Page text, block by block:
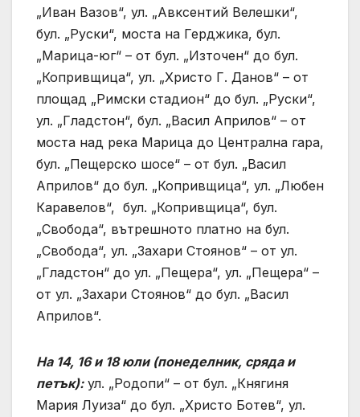
„Иван Вазов“, ул. „Авксентий Велешки“,
бул. „Руски“, моста на Герджика, бул.
„Марица-юг“ – от бул. „Източен“ до бул.
„Копривщица“, ул. „Христо Г. Данов“ – от
площад „Римски стадион“ до бул. „Руски“,
ул. „Гладстон“, бул. „Васил Априлов“ – от
моста над река Марица до Централна гара,
бул. „Пещерско шосе“ – от бул. „Васил
Априлов“ до бул. „Копривщица“, ул. „Любен
Каравелов“, бул. „Копривщица“, бул.
„Свобода“, вътрешното платно на бул.
„Свобода“, ул. „Захари Стоянов“ – от ул.
„Гладстон“ до ул. „Пещера“, ул. „Пещера“ –
от ул. „Захари Стоянов“ до бул. „Васил
Априлов“.
На 14, 16 и 18 юли (понеделник, сряда и
петък):ул. „Родопи“ – от бул. „Княгиня
Мария Луиза“ до бул. „Христо Ботев“, ул.